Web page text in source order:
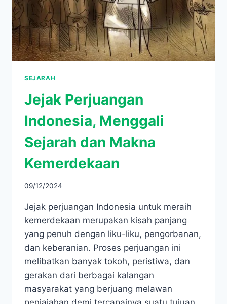
SEJARAH
Jejak Perjuangan
Indonesia, Menggali
Sejarah dan Makna
Kemerdekaan
09/12/2024
Jejak perjuangan Indonesia untuk meraih
kemerdekaan merupakan kisah panjang
yang penuh dengan liku-liku, pengorbanan,
dan keberanian. Proses perjuangan ini
melibatkan banyak tokoh, peristiwa, dan
gerakan dari berbagai kalangan
masyarakat yang berjuang melawan